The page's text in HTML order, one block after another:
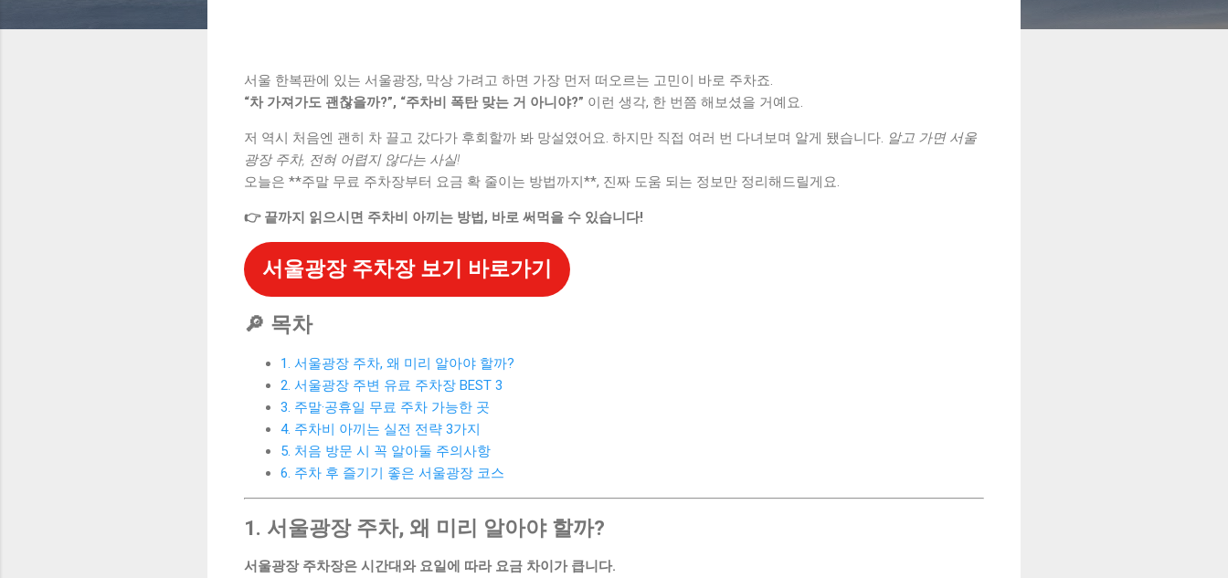
서울 한복판에 있는 서울광장, 막상 가려고 하면 가장 먼저 떠오르는 고민이 바로 주차죠.
“차 가져가도 괜찮을까?”, “주차비 폭탄 맞는 거 아니야?” 이런 생각, 한 번쯤 해보셨을 거예요.
저 역시 처음엔 괜히 차 끌고 갔다가 후회할까 봐 망설였어요. 하지만 직접 여러 번 다녀보며 알게 됐습니다. 알고 가면 서울
광장 주차, 전혀 어렵지 않다는 사실!
오늘은 **주말 무료 주차장부터 요금 확 줄이는 방법까지**, 진짜 도움 되는 정보만 정리해드릴게요.
👉 끝까지 읽으시면 주차비 아끼는 방법, 바로 써먹을 수 있습니다!
서울광장 주차장 보기 바로가기
🔎 목차
1. 서울광장 주차, 왜 미리 알아야 할까?
2. 서울광장 주변 유료 주차장 BEST 3
3. 주말·공휴일 무료 주차 가능한 곳
4. 주차비 아끼는 실전 전략 3가지
5. 처음 방문 시 꼭 알아둘 주의사항
6. 주차 후 즐기기 좋은 서울광장 코스
1. 서울광장 주차, 왜 미리 알아야 할까?
서울광장 주차장은 시간대와 요일에 따라 요금 차이가 큽니다.